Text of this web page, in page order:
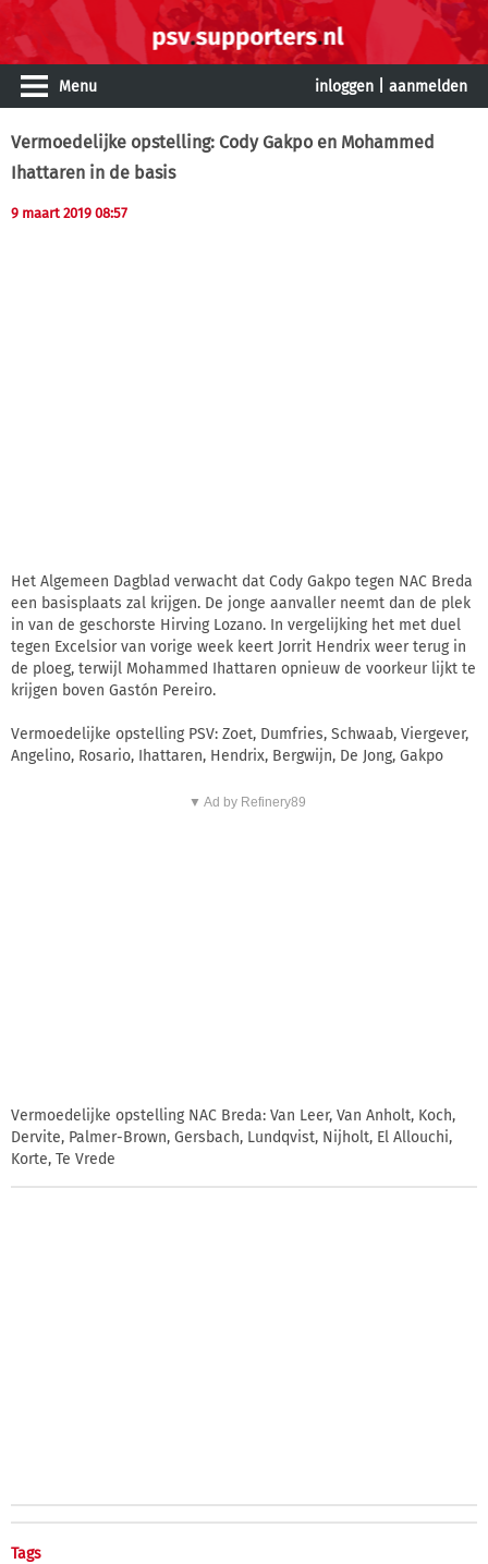
Menu inloggen aanmelden
Vermoedelijke opstelling: Cody Gakpo en Mohammed
Ihattaren in de basis
9 maart 2019 08:57
Het Algemeen Dagblad verwacht dat Cody Gakpo tegen NAC Breda
een basisplaats zal krijgen. De jonge aanvaller neemt dan de plek
in van de geschorste Hirving Lozano. In vergelijking het met duel
tegen Excelsior van vorige week keert Jorrit Hendrix weer terug in
de ploeg, terwijl Mohammed Ihattaren opnieuw de voorkeur lijkt te
krijgen boven Gastón Pereiro.
Vermoedelijke opstelling PSV: Zoet, Dumfries, Schwaab, Viergever,
Angelino, Rosario, Ihattaren, Hendrix, Bergwijn, De Jong, Gakpo
▼ Ad by Refinery89
Vermoedelijke opstelling NAC Breda: Van Leer, Van Anholt, Koch,
Dervite, Palmer-Brown, Gersbach, Lundqvist, Nijholt, El Allouchi,
Korte, Te Vrede
Tags